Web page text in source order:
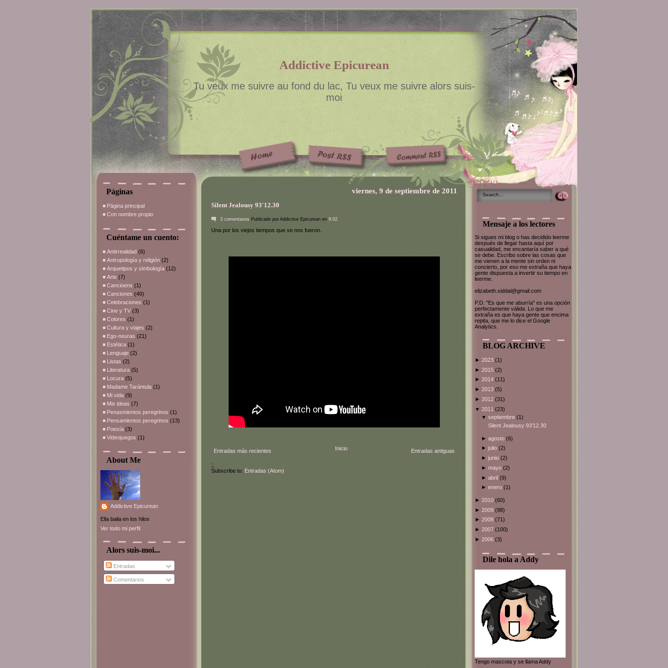
Addictive Epicurean
Tu veux me suivre au fond du lac, Tu veux me suivre alors suis-
moi
Páginas
Página principal
Con nombre propio
Cuéntame un cuento:
Antirrealidad (6)
Antropología y religión (2)
Arquetipos y simbología (12)
Arte (7)
Cancioens (1)
Canciones (40)
Celebraciones (1)
Cine y TV (3)
Colores (1)
Cultura y viajes (2)
Ego-neuras (21)
Estética (1)
Lenguaje (2)
Listas (2)
Literatura (5)
Locura (5)
Madame Tarántula (1)
Mi vida (9)
Mis ideas (7)
Penasmientos peregrinos (1)
Pensamientos peregrinos (13)
Poesía (3)
Videojuegos (1)
About Me
Addictive Epicurean
Ella baila en los hilos
Ver todo mi perfil
Alors suis-moi...
Entradas
Comentarios
viernes, 9 de septiembre de 2011
Silent Jealousy 93'12.30
3 comentarios Publicado por Addictive Epicurean en 9:02
Una por los viejos tiempos que se nos fueron.
Entradas más recientes Entradas antiguas
Inicio
;;
Subscribe to: Entradas (Atom)
Mensaje a los lectores
Si sigues mi blog o has decidido leerme
después de llegar hasta aquí por
casualidad, me encantaría saber a qué
se debe. Escribo sobre las cosas que
me vienen a la mente sin orden ni
concierto, por eso me extraña que haya
gente dispuesta a invertir su tiempo en
leerme.
elizabeth.siddal@gmail.com
P.D. "Es que me aburría" es una opción
perfectamente válida. Lo que me
extraña es que haya gente que encima
repita, que me lo dice el Google
Analytics.
BLOG ARCHIVE
► 2023 (1)
► 2015 (2)
► 2014 (11)
► 2013 (5)
► 2012 (31)
▼ 2011 (23)
▼septiembre(1)
Silent Jealousy 93'12.30
►agosto(6)
►julio(2)
►junio(2)
►mayo(2)
►abril(9)
►enero(1)
► 2010 (60)
► 2009 (98)
► 2008 (71)
► 2007 (100)
► 2006 (3)
Dile hola a Addy
Tengo mascota y se llama Addy